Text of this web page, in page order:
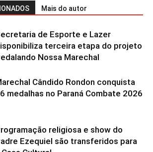
Mais do autor
de Esporte e Lazer
terceira etapa do projeto
Nossa Marechal
Cândido Rondon conquista
medalhas no Paraná Combate 2026
religiosa e show do
Ezequiel são transferidos para